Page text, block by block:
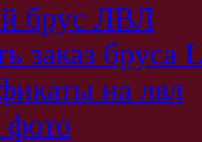
брус ЛВЛ
заказ бруса
на лвл